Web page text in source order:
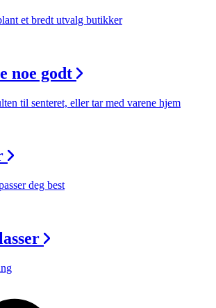
et bredt utvalg butikker
noe godt
til senteret, eller tar med varene hjem
deg best